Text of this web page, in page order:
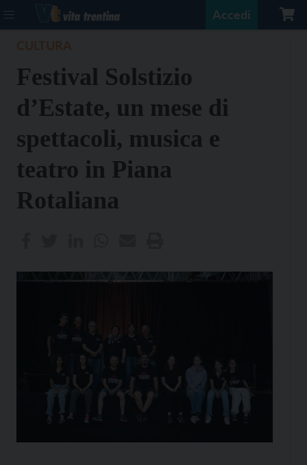
Accedi
Festival Solstizio
d’Estate, un mese di
spettacoli, musica e
teatro in Piana
Rotaliana